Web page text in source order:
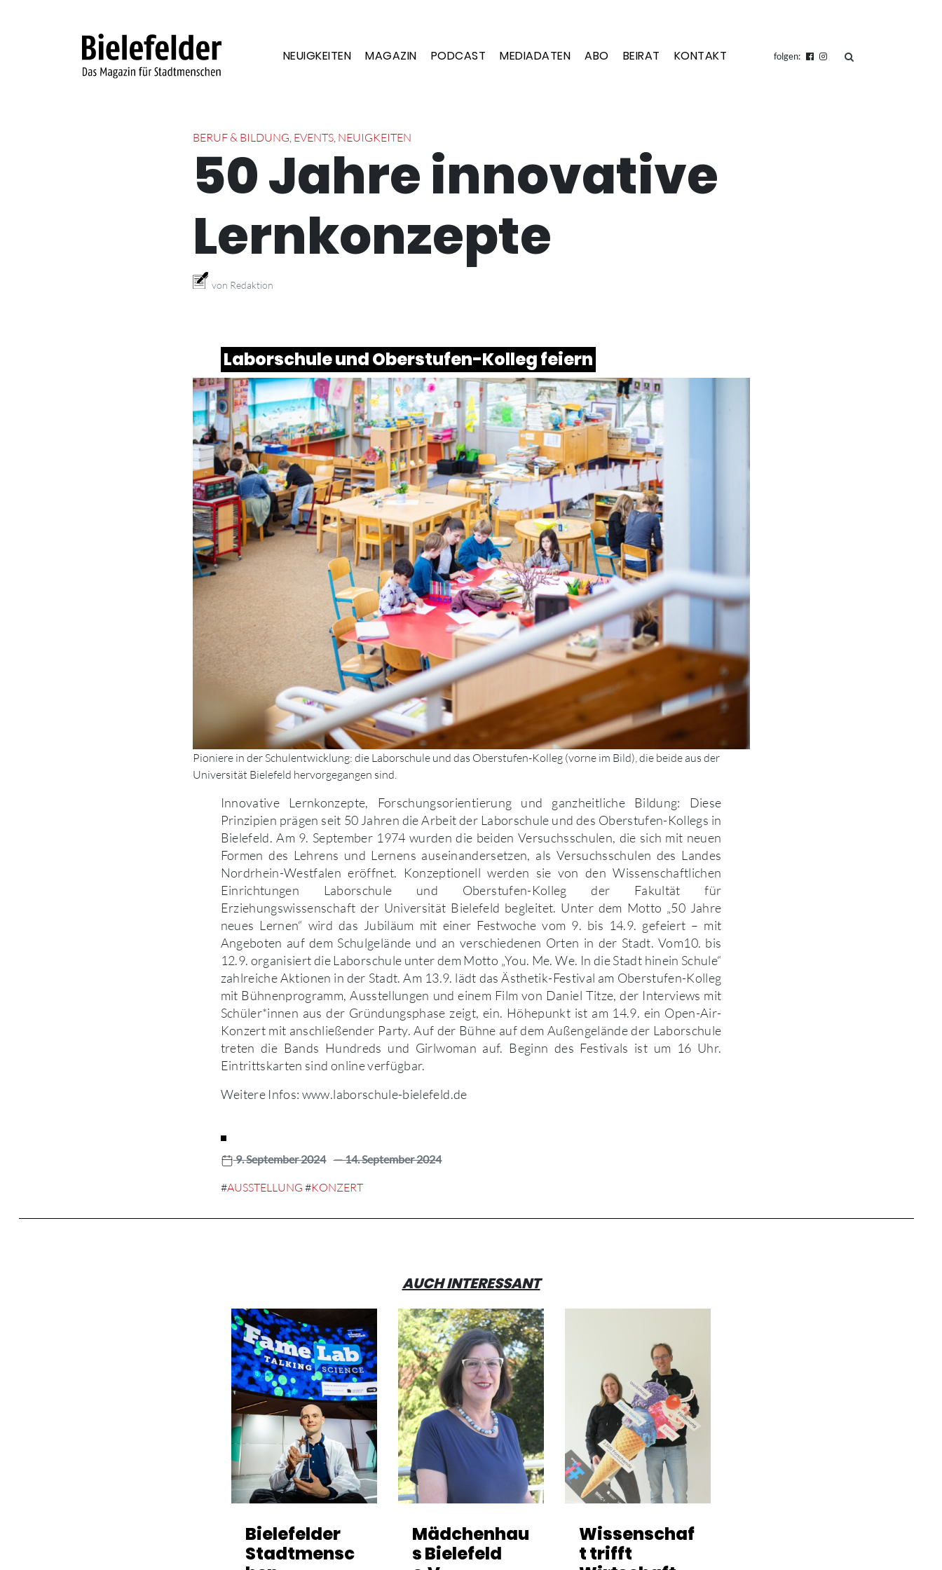
NEUIGKEITEN MAGAZIN PODCAST MEDIADATEN ABO BEIRAT KONTAKT folgen: suchen
BERUF & BILDUNG, EVENTS, NEUIGKEITEN
50 Jahre innovative
Lernkonzepte
von Redaktion
Laborschule und Oberstufen-Kolleg feiern
Pioniere in der Schulentwicklung: die Laborschule und das Oberstufen-Kolleg (vorne im Bild), die beide aus der
Universität Bielefeld hervorgegangen sind.
Innovative Lernkonzepte, Forschungsorientierung und ganzheitliche Bildung: Diese
Prinzipien prägen seit 50 Jahren die Arbeit der Laborschule und des Oberstufen-Kollegs in
Bielefeld. Am 9. September 1974 wurden die beiden Versuchsschulen, die sich mit neuen
Formen des Lehrens und Lernens auseinandersetzen, als Versuchsschulen des Landes
Nordrhein-Westfalen eröffnet. Konzeptionell werden sie von den Wissenschaftlichen
Einrichtungen Laborschule und Oberstufen-Kolleg der Fakultät für
Erziehungswissenschaft der Universität Bielefeld begleitet. Unter dem Motto „50 Jahre
neues Lernen“ wird das Jubiläum mit einer Festwoche vom 9. bis 14.9. gefeiert – mit
Angeboten auf dem Schulgelände und an verschiedenen Orten in der Stadt. Vom10. bis
12.9. organisiert die Laborschule unter dem Motto „You. Me. We. In die Stadt hinein Schule“
zahlreiche Aktionen in der Stadt. Am 13.9. lädt das Ästhetik-Festival am Oberstufen-Kolleg
mit Bühnenprogramm, Ausstellungen und einem Film von Daniel Titze, der Interviews mit
Schüler*innen aus der Gründungsphase zeigt, ein. Höhepunkt ist am 14.9. ein Open-Air-
Konzert mit anschließender Party. Auf der Bühne auf dem Außengelände der Laborschule
treten die Bands Hundreds und Girlwoman auf. Beginn des Festivals ist um 16 Uhr.
Eintrittskarten sind online verfügbar.
Weitere Infos: www.laborschule-bielefeld.de
9. September 2024 — 14. September 2024
#AUSSTELLUNG #KONZERT
AUCH INTERESSANT
Bielefelder
Stadtmensc
Mädchenhau
s Bielefeld
Wissenschaf
t trifft